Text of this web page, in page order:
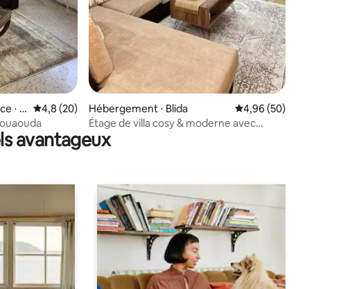
⋅ D Évaluation moyenne sur la base de 20 commentaires : 4,8 sur 5
4,8 (20)
Hébergement ⋅ Blida Évaluation moyenne
4,96 (50)
Étage de villa cosy & moderne avec
grande terrasse
avantageux